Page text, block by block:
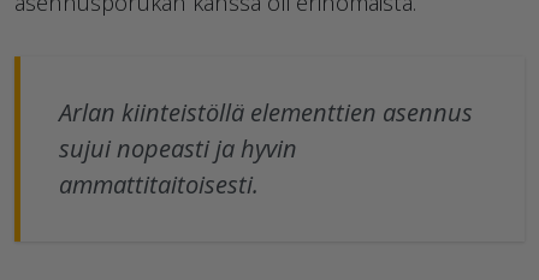
Arlan kiinteistöllä elementtien asennus
sujui nopeasti ja hyvin
ammattitaitoisesti.